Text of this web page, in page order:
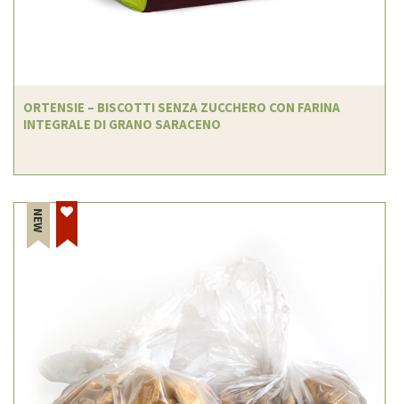
ORTENSIE – BISCOTTI SENZA ZUCCHERO CON FARINA
INTEGRALE DI GRANO SARACENO
NEW